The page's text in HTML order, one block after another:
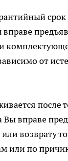
от
после
Вы вправе
возврату
или по